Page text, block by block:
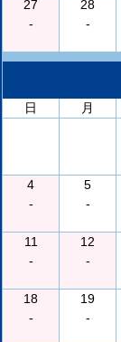
27
-
28
-
日
月
4
-
5
-
11
-
12
-
18
-
19
-